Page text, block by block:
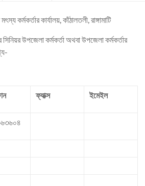
কর্মকর্তার কার্যালয়, কাঁঠালতলী, রাঙ্গামাটি
সিনিয়র উপজেলা কর্মকর্তা অথবা উপজেলা কর্মকর্তার
ফ্যাক্স ইমেইল